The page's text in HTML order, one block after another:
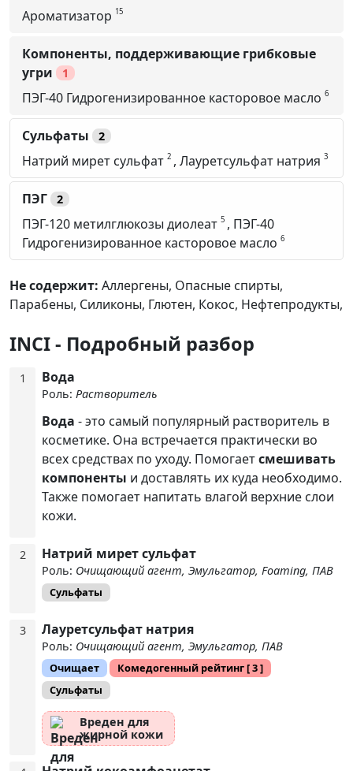
Ароматизатор 15
Компоненты, поддерживающие грибковые
угри
1
ПЭГ-40 Гидрогенизированное касторовое масло 6
Сульфаты 2
Натрий мирет сульфат 2 , Лауретсульфат натрия 3
ПЭГ 2
ПЭГ-120 метилглюкозы диолеат 5 , ПЭГ-40
Гидрогенизированное касторовое масло 6
Не содержит: Аллергены, Опасные спирты,
Парабены, Силиконы, Глютен, Кокос, Нефтепродукты,
INCI - Подробный разбор
1 Вода
Роль: Растворитель
Вода - это самый популярный растворитель в
косметике. Она встречается практически во
всех средствах по уходу. Помогаетсмешивать
компоненты и доставлять их куда необходимо.
Также помогает напитать влагой верхние слои
кожи.
2 Натрий мирет сульфат
Роль: Очищающий агент, Эмульгатор, Foaming, ПАВ
Сульфаты
3 Лауретсульфат натрия
Роль: Очищающий агент, Эмульгатор, ПАВ
Очищает Комедогенный рейтинг[ 3 ]
Сульфаты
Вреден для
жирной кожи